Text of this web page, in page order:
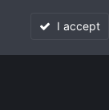
I accept